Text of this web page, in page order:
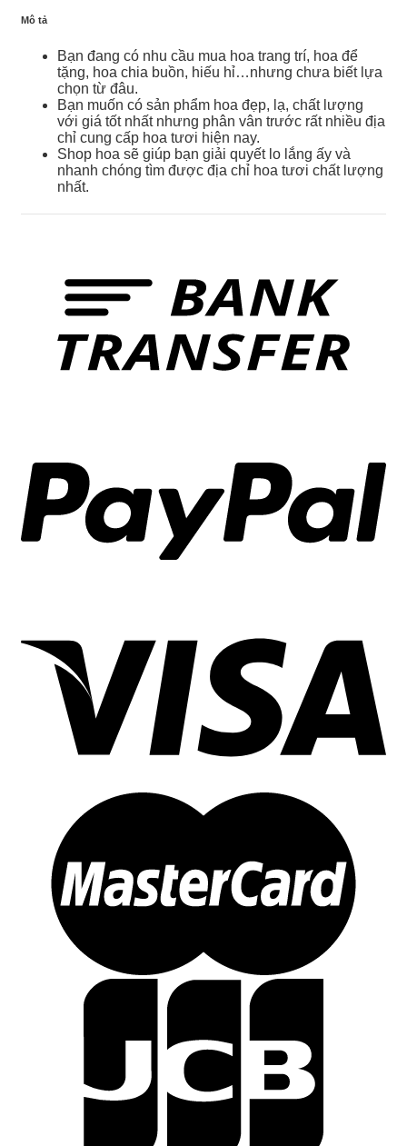
Mô tả
Bạn đang có nhu cầu mua hoa trang trí, hoa để
tặng, hoa chia buồn, hiếu hỉ…nhưng chưa biết lựa
chọn từ đâu.
Bạn muốn có sản phẩm hoa đẹp, lạ, chất lượng
với giá tốt nhất nhưng phân vân trước rất nhiều địa
chỉ cung cấp hoa tươi hiện nay.
Shop hoa sẽ giúp bạn giải quyết lo lắng ấy và
nhanh chóng tìm được địa chỉ hoa tươi chất lượng
nhất.